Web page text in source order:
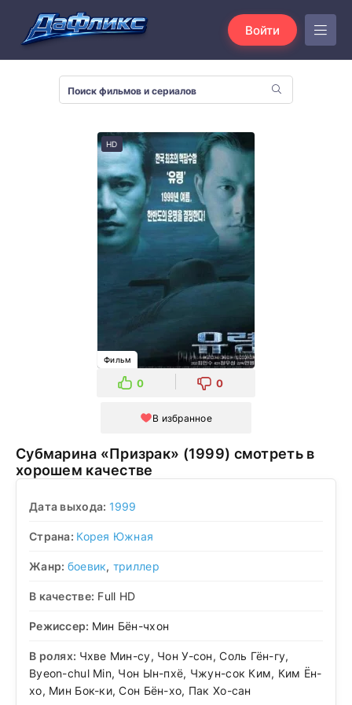
Войти
HD
Фильм
0 0
В избранное
Субмарина «Призрак» (1999) смотреть в
хорошем качестве
Дата выхода: 1999
Страна: Корея Южная
Жанр: боевик, триллер
В качестве: Full HD
Режиссер: Мин Бён-чхон
В ролях: Чхве Мин-су, Чон У-сон, Соль Гён-гу,
Byeon-chul Min, Чон Ын-пхё, Чжун-сок Ким, Ким Ён-
хо, Мин Бок-ки, Сон Бён-хо, Пак Хо-сан